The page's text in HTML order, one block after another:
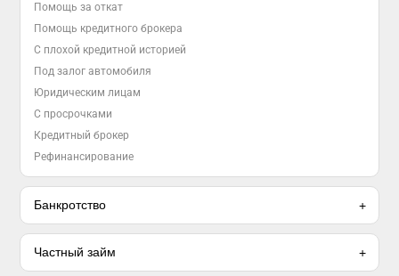
Помощь за откат
Помощь кредитного брокера
С плохой кредитной историей
Под залог автомобиля
Юридическим лицам
С просрочками
Кредитный брокер
Рефинансирование
Банкротство
Частный займ